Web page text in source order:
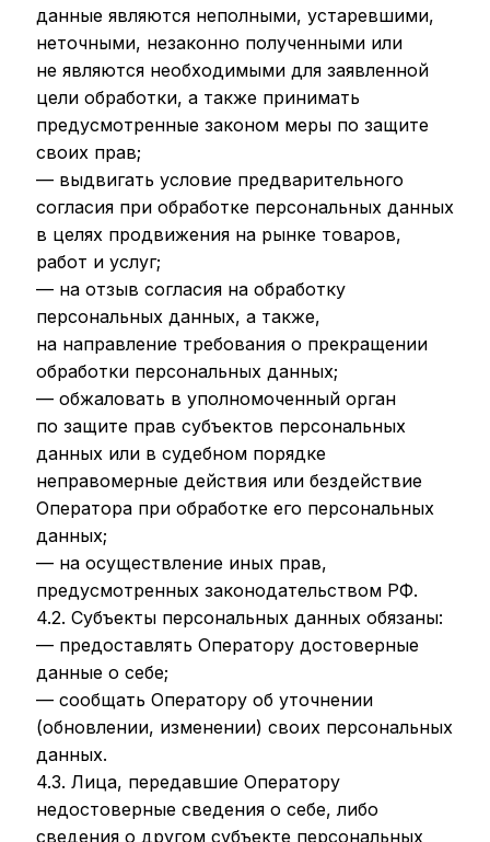
данные являются неполными, устаревшими,
неточными, незаконно полученными или
не являются необходимыми для заявленной
цели обработки, а также принимать
предусмотренные законом меры по защите
своих прав;
— выдвигать условие предварительного
согласия при обработке персональных данных
в целях продвижения на рынке товаров,
работ и услуг;
— на отзыв согласия на обработку
персональных данных, а также,
на направление требования о прекращении
обработки персональных данных;
— обжаловать в уполномоченный орган
по защите прав субъектов персональных
данных или в судебном порядке
неправомерные действия или бездействие
Оператора при обработке его персональных
данных;
— на осуществление иных прав,
предусмотренных законодательством РФ.
4.2. Субъекты персональных данных обязаны:
— предоставлять Оператору достоверные
данные о себе;
— сообщать Оператору об уточнении
(обновлении, изменении) своих персональных
данных.
4.3. Лица, передавшие Оператору
недостоверные сведения о себе, либо
сведения о другом субъекте персональных